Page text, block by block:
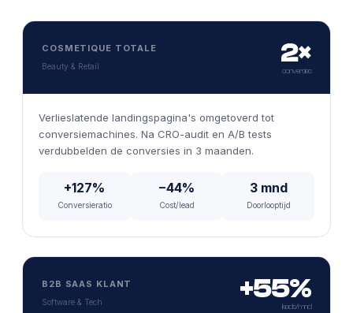
COSMETIQUE TOTALE
Beauty & Retail 2×
conversies
Verlieslatende landingspagina's omgetoverd tot
conversiemachines. Na CRO-audit en A/B tests
verdubbelden de conversies in 3 maanden.
+127%
Conversieratio
−44%
Cost/lead
3 mnd
Doorlooptijd
B2B SAAS KLANT
Software & Tech +55%
leads/mnd